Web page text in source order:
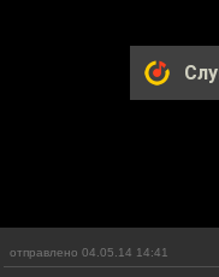
отправлено 04.05.14 14:41